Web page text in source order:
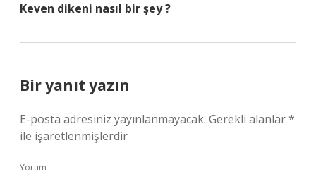
Keven dikeni nasıl bir şey ?
Bir yanıt yazın
E-posta adresiniz yayınlanmayacak. Gerekli alanlar*
ile işaretlenmişlerdir
Yorum